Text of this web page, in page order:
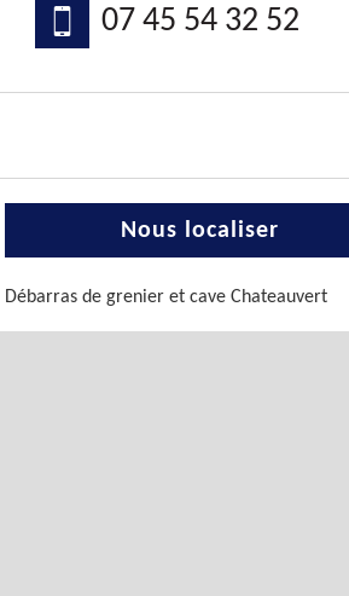
07 45 54 32 52
Nous localiser
Débarras de grenier et cave Chateauvert